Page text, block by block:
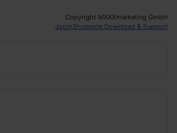
Copyright MAXXmarketing GmbH
JoomShopping Download & Support